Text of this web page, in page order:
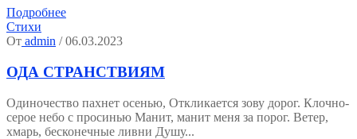
Подробнее
Стихи
От admin / 06.03.2023
ОДА СТРАНСТВИЯМ
Одиночество пахнет осенью, Откликается зову дорог. Клочно-
серое небо с просинью Манит, манит меня за порог. Ветер,
хмарь, бесконечные ливни Душу...